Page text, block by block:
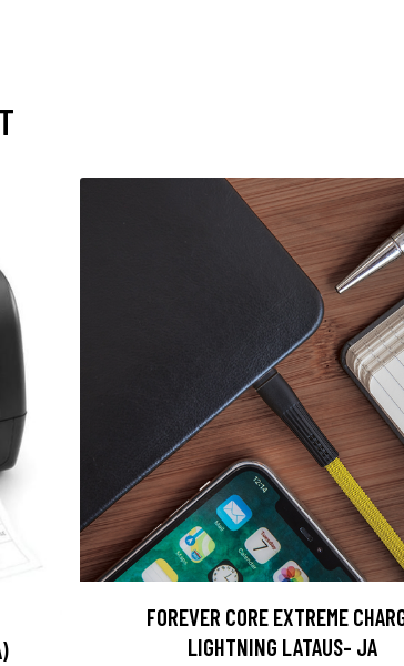
FOREVER CORE EXTREME
LIGHTNING LATAUS- JA